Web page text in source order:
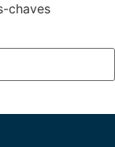
chaves